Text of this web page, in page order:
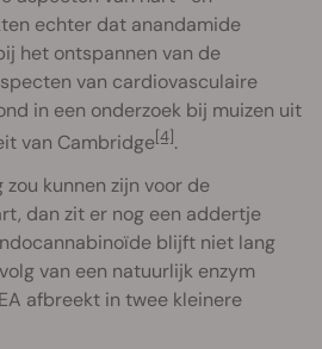
echter dat anandamide
het ontspannen van de
van cardiovasculaire
in een onderzoek bij muizen uit
van Cambridge[4].
kunnen zijn voor de
dan zit er nog een addertje
blijft niet lang
van een natuurlijk enzym
afbreekt in twee kleinere